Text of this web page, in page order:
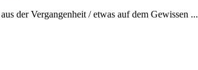
der Vergangenheit / etwas auf dem Gewissen ...